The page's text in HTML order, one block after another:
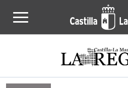
Noticias de la